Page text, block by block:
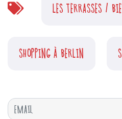
LES TERRASSES /
SHOPPING À BERLIN